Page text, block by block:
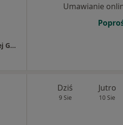
Dolnośląskie Centrum Rehabilitacji w Kamiennej Górze Oddział Rehabilitacji Kardiologicznej
Umawianie
Dziś
9 Sie
Jutro
10 Sie